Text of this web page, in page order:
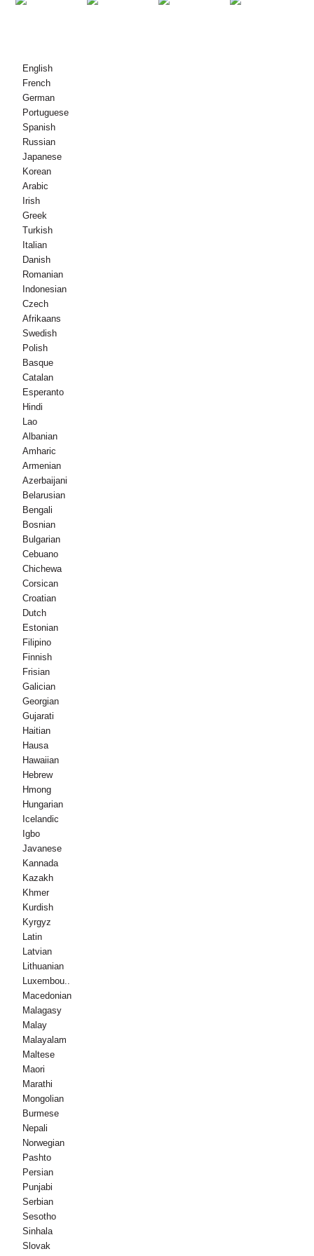
English
French
German
Portuguese
Spanish
Russian
Japanese
Korean
Arabic
Irish
Greek
Turkish
Italian
Danish
Romanian
Indonesian
Czech
Afrikaans
Swedish
Polish
Basque
Catalan
Esperanto
Hindi
Lao
Albanian
Amharic
Armenian
Azerbaijani
Belarusian
Bengali
Bosnian
Bulgarian
Cebuano
Chichewa
Corsican
Croatian
Dutch
Estonian
Filipino
Finnish
Frisian
Galician
Georgian
Gujarati
Haitian
Hausa
Hawaiian
Hebrew
Hmong
Hungarian
Icelandic
Igbo
Javanese
Kannada
Kazakh
Khmer
Kurdish
Kyrgyz
Latin
Latvian
Lithuanian
Luxembou..
Macedonian
Malagasy
Malay
Malayalam
Maltese
Maori
Marathi
Mongolian
Burmese
Nepali
Norwegian
Pashto
Persian
Punjabi
Serbian
Sesotho
Sinhala
Slovak